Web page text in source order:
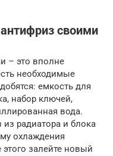
своими
– это вполне
необходимые
емкость для
набор ключей,
вода.
радиатора и блока
охлаждения
залейте новый